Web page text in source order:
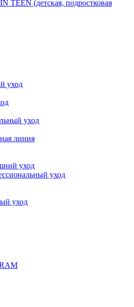
TEEN (детская, подростковая
уход
уход
линия
уход
уход
уход